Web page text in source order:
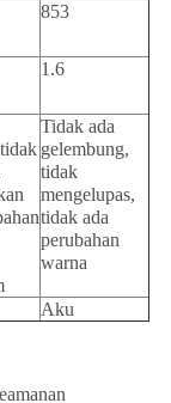
853
1.6
Tidak ada
gelembung,
tidak
mengelupas,
tidak ada
perubahan
warna
Aku